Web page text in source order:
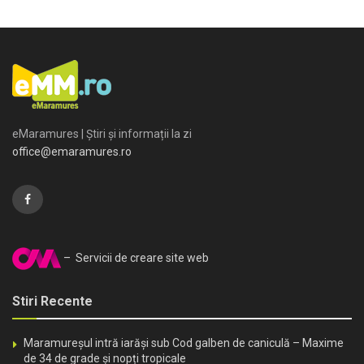
eMaramures | Știri și informații la zi
office@emaramures.ro
– Servicii de creare site web
Stiri Recente
Maramureșul intră iarăși sub Cod galben de caniculă – Maxime
de 34 de grade și nopți tropicale